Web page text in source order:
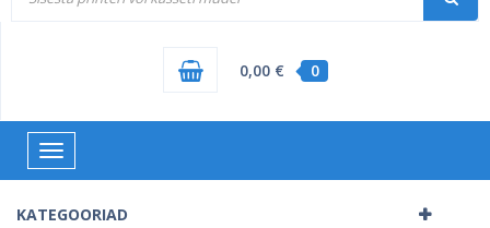
0
0,00 €
Toggle
navigation
KATEGOORIAD